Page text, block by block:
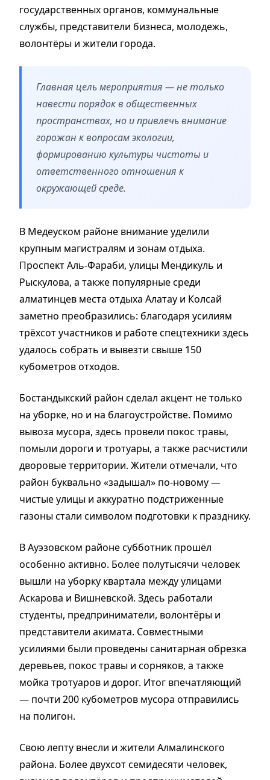
государственных органов, коммунальные
службы, представители бизнеса, молодежь,
волонтёры и жители города.
Главная цель мероприятия — не только
навести порядок в общественных
пространствах, но и привлечь внимание
горожан к вопросам экологии,
формированию культуры чистоты и
ответственного отношения к
окружающей среде.
В Медеуском районе внимание уделили
крупным магистралям и зонам отдыха.
Проспект Аль-Фараби, улицы Мендикуль и
Рыскулова, а также популярные среди
алматинцев места отдыха Алатау и Колсай
заметно преобразились: благодаря усилиям
трёхсот участников и работе спецтехники здесь
удалось собрать и вывезти свыше 150
кубометров отходов.
Бостандыкский район сделал акцент не только
на уборке, но и на благоустройстве. Помимо
вывоза мусора, здесь провели покос травы,
помыли дороги и тротуары, а также расчистили
дворовые территории. Жители отмечали, что
район буквально «задышал» по-новому —
чистые улицы и аккуратно подстриженные
газоны стали символом подготовки к празднику.
В Ауэзовском районе субботник прошёл
особенно активно. Более полутысячи человек
вышли на уборку квартала между улицами
Аскарова и Вишневской. Здесь работали
студенты, предприниматели, волонтёры и
представители акимата. Совместными
усилиями были проведены санитарная обрезка
деревьев, покос травы и сорняков, а также
мойка тротуаров и дорог. Итог впечатляющий
— почти 200 кубометров мусора отправились
на полигон.
Свою лепту внесли и жители Алмалинского
района. Более двухсот семидесяти человек,